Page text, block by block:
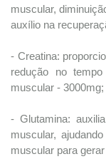
muscular,
auxílio na
- Creatina:
redução no
muscular - 3000mg;
- Glutamina:
muscular,
muscular para